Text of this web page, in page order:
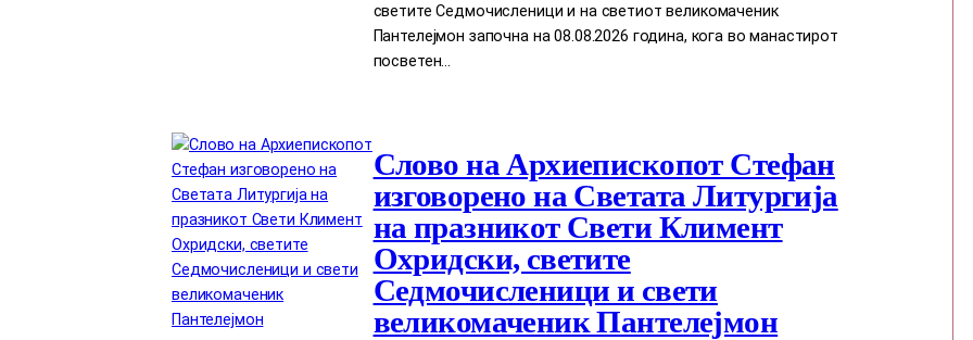
светите Седмочисленици и на светиот великомаченик
Пантелејмон започна на 08.08.2026 година, кога во манастирот
посветен…
Слово на Архиепископот Стефан
изговорено на Светата Литургија
на празникот Свети Климент
Охридски, светите
Седмочисленици и свети
великомаченик Пантелејмон